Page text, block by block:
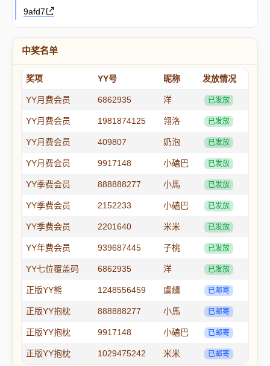
9afd7
中奖名单
奖项 YY号 昵称 发放情况
YY月费会员 6862935 洋 已发放
YY月费会员 1981874125 翎洛 已发放
YY月费会员 409807 奶泡 已发放
YY月费会员 9917148 小磕巴 已发放
YY季费会员 888888277 小馬 已发放
YY季费会员 2152233 小磕巴 已发放
YY季费会员 2201640 米米 已发放
YY年费会员 939687445 子桃 已发放
YY七位覆盖码 6862935 洋 已发放
正版YY熊 1248556459 虞缱 已邮寄
正版YY抱枕 888888277 小馬 已邮寄
正版YY抱枕 9917148 小磕巴 已邮寄
正版YY抱枕 1029475242 米米 已邮寄